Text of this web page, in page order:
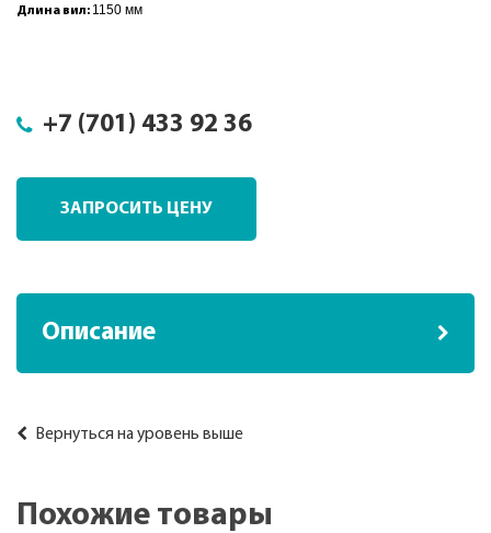
Длина вил: 1150 мм
+7 (701) 433 92 36
ЗАПРОСИТЬ ЦЕНУ
Описание
Вернуться на уровень выше
Похожие товары